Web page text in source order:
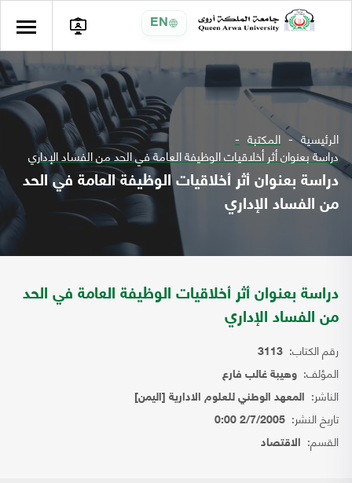
EN
الرئيسية المكتبة
دراسة بعنوان أثر أخلاقيات الوظيفة العامة في الحد من الفساد الإداري
دراسة بعنوان أثر أخلاقيات الوظيفة العامة في الحد
من الفساد الإداري
دراسة بعنوان أثر أخلاقيات الوظيفة العامة في الحد
من الفساد الإداري
رقم الكتاب: 3113
المؤلف: وهيبة غالب فارع
الناشر: المعهد الوطني للعلوم الادارية [اليمن]
تاريخ النشر: 2/7/2005 0:00
القسم: الاقتصاد